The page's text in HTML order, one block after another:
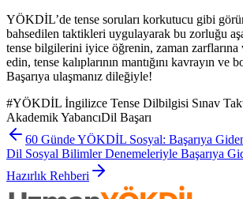
YÖKDİL’de tense soruları korkutucu gibi
bahsedilen taktikleri uygulayarak bu zorluğu
tense bilgilerini iyice öğrenin, zaman
edin, tense kalıplarının mantığını kavrayın ve
Başarıya ulaşmanız dileğiyle!
#YÖKDİL İngilizce Tense Dilbilgisi Sınav
Akademik YabancıDil Başarı
60 Günde YÖKDİL Sosyal: Başarıya
Dil Sosyal Bilimler Denemeleriyle Başarıya
Hazırlık Rehberi